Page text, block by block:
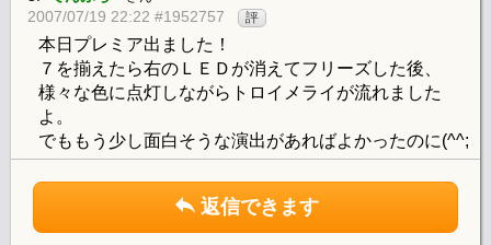
2007/07/19 22:22 #1952757 評
本日プレミア出ました！
７を揃えたら右のＬＥＤが消えてフリーズした後、
様々な色に点灯しながらトロイメライが流れました
よ。
でももう少し面白そうな演出があればよかったのに(^^;
返信できます